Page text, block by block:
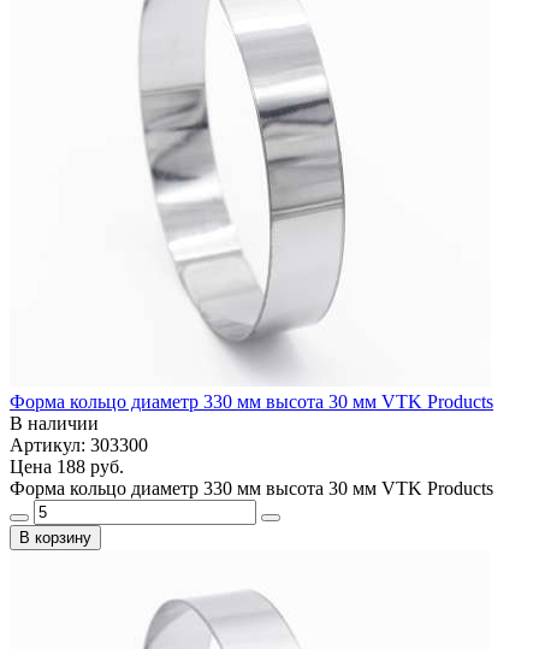
Форма кольцо диаметр 330 мм высота 30 мм VTK Products
В наличии
Артикул: 303300
Цена 188 руб.
Форма кольцо диаметр 330 мм высота 30 мм VTK Products
В корзину